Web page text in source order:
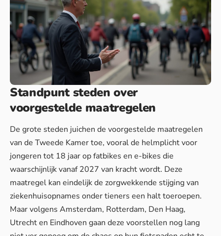
Standpunt steden over
voorgestelde maatregelen
De grote steden juichen de voorgestelde maatregelen
van de Tweede Kamer toe, vooral de helmplichtvoor
jongeren tot 18 jaar op fatbikes en e-bikes die
waarschijnlijk vanaf 2027 van kracht wordt. Deze
maatregel kan eindelijk de zorgwekkende stijging van
ziekenhuisopnames onder tieners een halt toeroepen.
Maar volgens Amsterdam, Rotterdam, Den Haag,
Utrecht en Eindhoven gaan deze voorstellen nog lang